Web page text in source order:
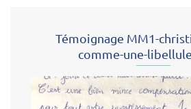
Témoignage MM1-
comme-une-